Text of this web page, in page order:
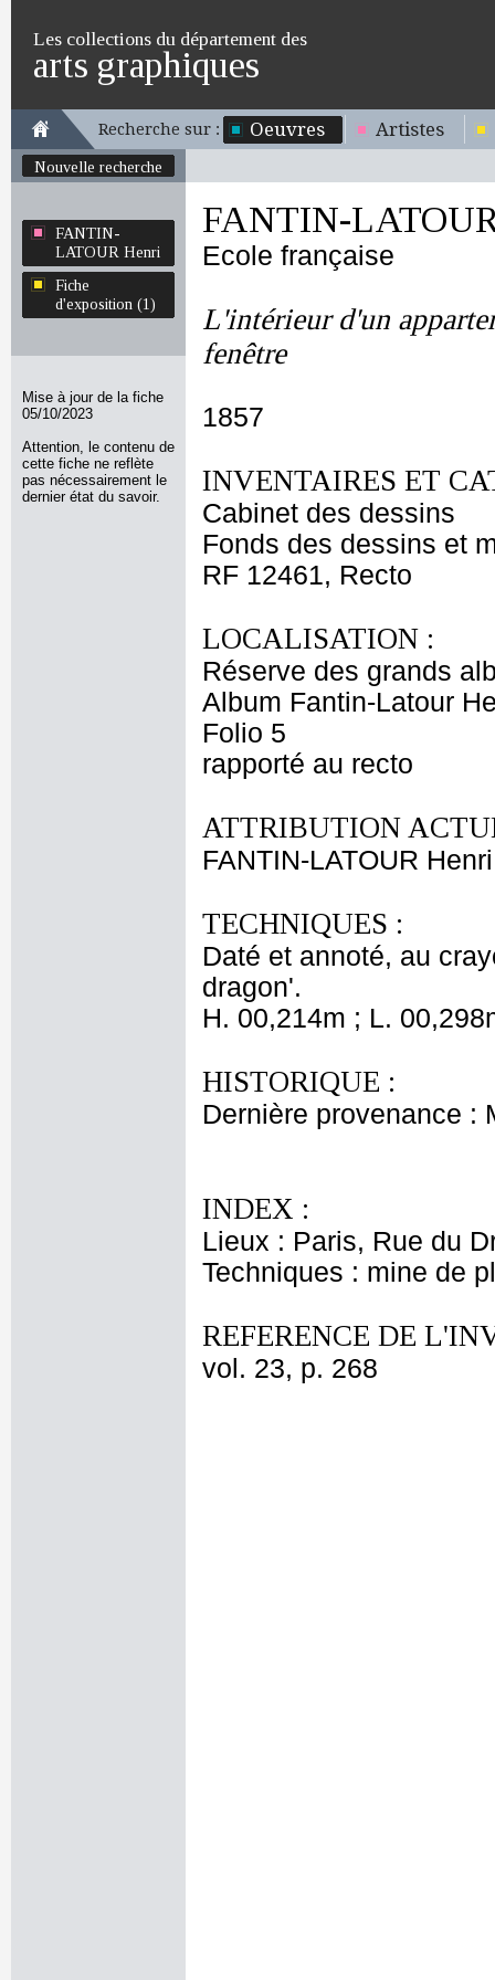
Les collections du département des
arts graphiques
Recherche sur : Oeuvres Artistes
Nouvelle recherche
FANTIN-
LATOUR Henri
Fiche
d'exposition (1)
Mise à jour de la fiche
05/10/2023
Attention, le contenu de
cette fiche ne reflète
pas nécessairement le
dernier état du savoir.
FANTIN-
Ecole française
L'intérieur d'un
fenêtre
1857
INVENTAIRES ET
Cabinet des dessins
Fonds des dessins et
RF 12461, Recto
LOCALISATION :
Réserve des grands
Album Fantin-Latour
Folio 5
rapporté au recto
ATTRIBUTION
FANTIN-LATOUR Henri
TECHNIQUES :
Daté et annoté, au
dragon'.
H. 00,214m ; L.
HISTORIQUE :
Dernière provenance :
INDEX :
Lieux : Paris, Rue du
Techniques : mine de
REFERENCE DE
vol. 23, p. 268